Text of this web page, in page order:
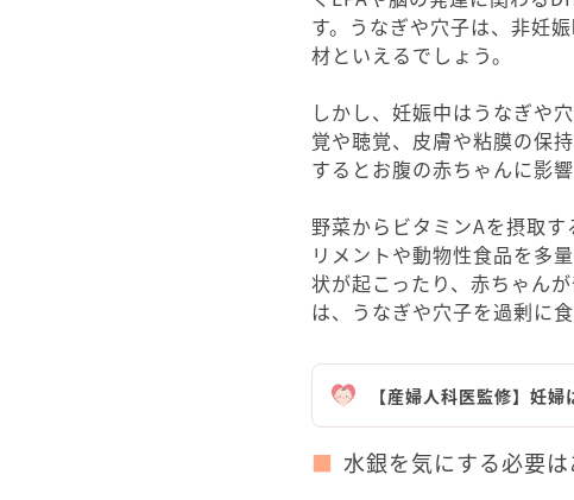
す。うなぎや穴子は、非妊
材といえるでしょう。
しかし、妊娠中はうなぎや
覚や聴覚、皮膚や粘膜の保
するとお腹の赤ちゃんに影
野菜からビタミンAを摂取
リメントや動物性食品を多
状が起こったり、赤ちゃん
は、うなぎや穴子を過剰に
【産婦人科医監修】妊
水銀を気にする必要は